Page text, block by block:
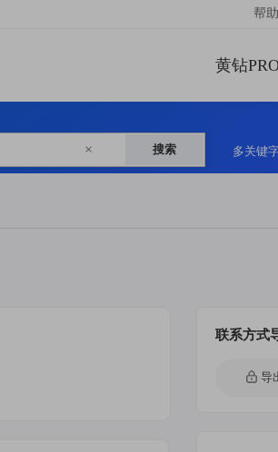
帮
黄钻
× 搜索 多关键
联系方式
导